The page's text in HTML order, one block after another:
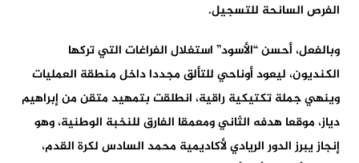
الفرص السانحة للتسجيل.
وبالفعل، أحسن “الأسود” استغلال الفراغات التي تركها
الكنديون، ليعود أوناحي للتألق مجددا داخل منطقة العمليات
وينهي جملة تكتيكية راقية، انطلقت بتمهيد متقن من إبراهيم
دياز، موقعا هدفه الثاني ومعمقا الفارق للنخبة الوطنية، وهو
إنجاز يبرز الدور الريادي لأكاديمية محمد السادس لكرة القدم،